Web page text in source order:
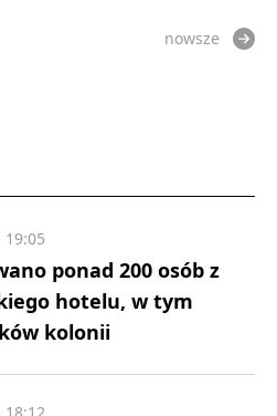
nowsze
ponad 200 osób z
hotelu, w tym
kolonii
19:05